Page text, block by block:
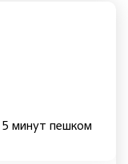
5 минут пешком